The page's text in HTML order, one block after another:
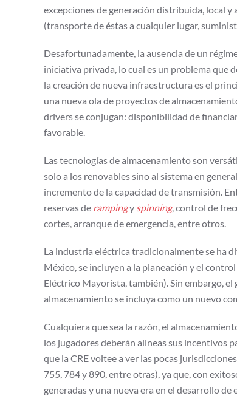
excepciones de generación distribuida, local
(transporte de éstas a cualquier lugar,
Desafortunadamente, la ausencia de un
iniciativa privada, lo cual es un problema que
la creación de nueva infraestructura es el
una nueva ola de proyectos de
drivers se conjugan: disponibilidad de
favorable.
Las tecnologías de almacenamiento son
solo a los renovables sino al sistema en
incremento de la capacidad de transmisión.
reservas de rampingy spinning, control de
cortes, arranque de emergencia, entre otros.
La industria eléctrica tradicionalmente se ha
México, se incluyen a la planeación y el
Eléctrico Mayorista, también). Sin embargo,
almacenamiento se incluya como un nuevo
Cualquiera que sea la razón, el
los jugadores deberán alineas sus incentivos
que la CRE voltee a ver las pocas
755, 784 y 890, entre otras), ya que, con
generadas y una nueva era en el desarrollo